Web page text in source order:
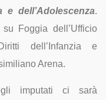
e dell’Adolescenza.
Foggia dell’Ufficio
dell’Infanzia e
Arena.
imputati ci sarà